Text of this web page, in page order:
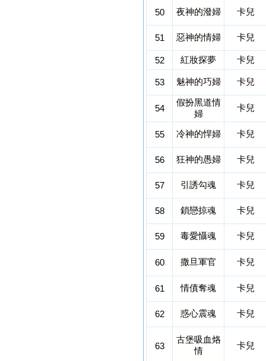
50 夜神的潑婦 卡兒
51 惡神的情婦 卡兒
52 紅妝探夢 卡兒
53 魅神的巧婦 卡兒
54
假扮黑道情
婦
卡兒
55 冷神的悍婦 卡兒
56 狂神的愚婦 卡兒
57 引誘勾魂 卡兒
58 鎖戀掠魂 卡兒
59 毒愛懾魂 卡兒
60 撒旦軍官 卡兒
61 情債奪魂 卡兒
62 惑心震魂 卡兒
63
古堡吸血烙
情
卡兒